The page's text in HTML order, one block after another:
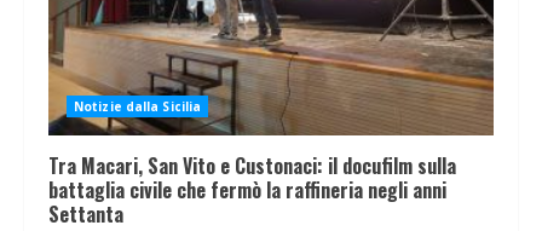
Notizie dalla Sicilia
Tra Macari, San Vito e Custonaci: il docufilm sulla
battaglia civile che fermò la raffineria negli anni
Settanta